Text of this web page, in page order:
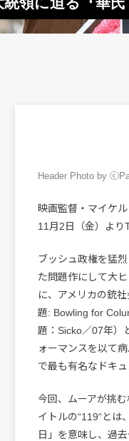
Header Photo by
映画監督・マイケ
11月2日（金）より
ブッシュ政権を猛
た問題作にして大
に、アメリカの銃
題: Bowling for
題：Sicko／07年）
ォーマンスを以て
で最も有名なドキ
今回、ムーアが挑
イトルの“119“とは
日」を意味し、過